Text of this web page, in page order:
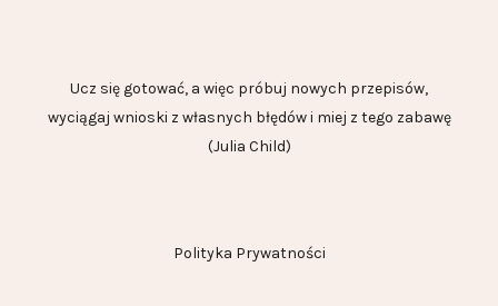
Ucz się gotować, a więc próbuj nowych przepisów,
wyciągaj wnioski z własnych błędów i miej z tego zabawę
(Julia Child)
Polityka Prywatności